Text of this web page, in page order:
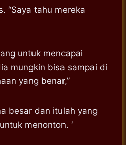
“Saya tahu mereka
untuk mencapai
mungkin bisa sampai di
yang benar,”
besar dan itulah yang
menonton. ‘